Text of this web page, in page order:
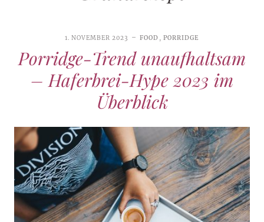
1. NOVEMBER 2023 FOOD , PORRIDGE
Porridge-Trend unaufhaltsam
– Haferbrei-Hype 2023 im
Überblick